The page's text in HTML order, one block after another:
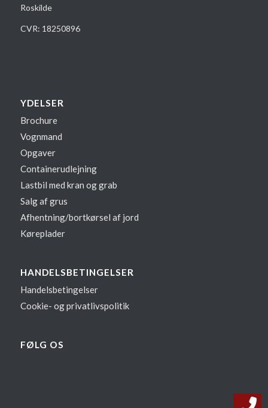
Roskilde
CVR: 18250896
YDELSER
Brochure
Vognmand
Opgaver
Containerudlejning
Lastbil med kran og grab
Salg af grus
Afhentning/bortkørsel af jord
Køreplader
HANDELSBETINGELSER
Handelsbetingelser
Cookie- og privatlivspolitik
FØLG OS